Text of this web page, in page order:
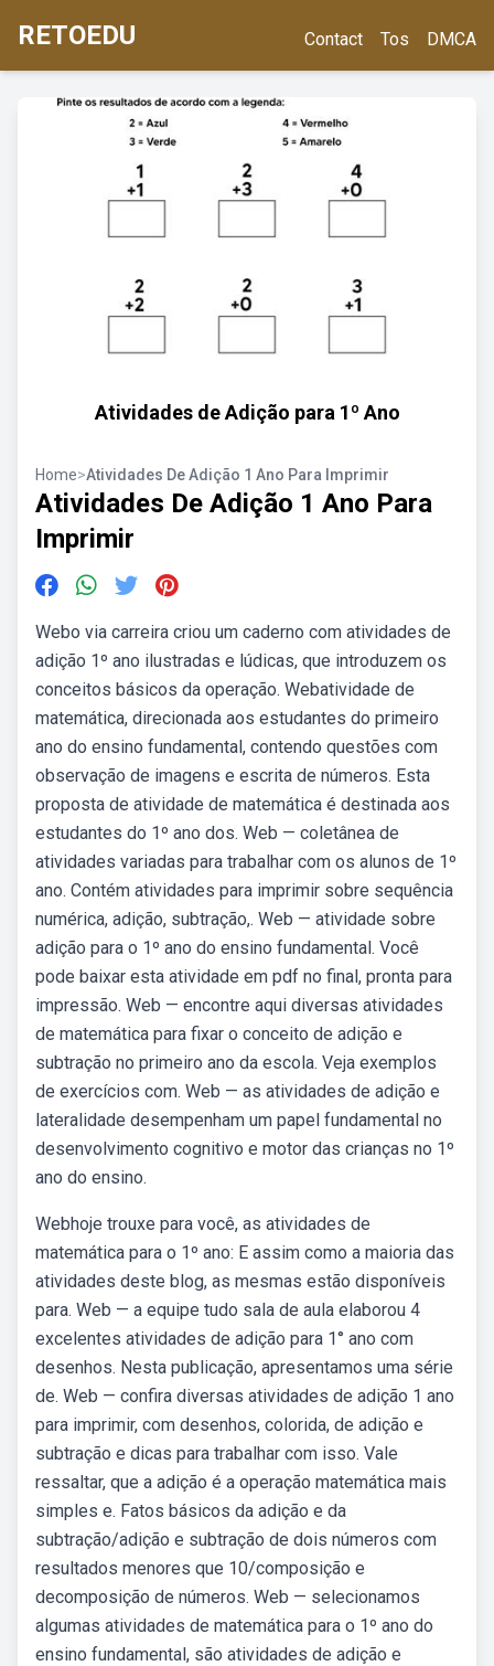
RETOEDU Contact Tos DMCA
Atividades de Adição para 1º Ano
Home>Atividades De Adição 1 Ano Para Imprimir
Atividades De Adição 1 Ano Para
Imprimir
Webo via carreira criou um caderno com atividades de
adição 1º ano ilustradas e lúdicas, que introduzem os
conceitos básicos da operação. Webatividade de
matemática, direcionada aos estudantes do primeiro
ano do ensino fundamental, contendo questões com
observação de imagens e escrita de números. Esta
proposta de atividade de matemática é destinada aos
estudantes do 1º ano dos. Web — coletânea de
atividades variadas para trabalhar com os alunos de 1º
ano. Contém atividades para imprimir sobre sequência
numérica, adição, subtração,. Web — atividade sobre
adição para o 1º ano do ensino fundamental. Você
pode baixar esta atividade em pdf no final, pronta para
impressão. Web — encontre aqui diversas atividades
de matemática para fixar o conceito de adição e
subtração no primeiro ano da escola. Veja exemplos
de exercícios com. Web — as atividades de adição e
lateralidade desempenham um papel fundamental no
desenvolvimento cognitivo e motor das crianças no 1º
ano do ensino.
Webhoje trouxe para você, as atividades de
matemática para o 1º ano: E assim como a maioria das
atividades deste blog, as mesmas estão disponíveis
para. Web — a equipe tudo sala de aula elaborou 4
excelentes atividades de adição para 1° ano com
desenhos. Nesta publicação, apresentamos uma série
de. Web — confira diversas atividades de adição 1 ano
para imprimir, com desenhos, colorida, de adição e
subtração e dicas para trabalhar com isso. Vale
ressaltar, que a adição é a operação matemática mais
simples e. Fatos básicos da adição e da
subtração/adição e subtração de dois números com
resultados menores que 10/composição e
decomposição de números. Web — selecionamos
algumas atividades de matemática para o 1º ano do
ensino fundamental, são atividades de adição e